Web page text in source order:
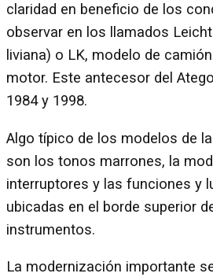
claridad en beneficio de los
observar en los llamados
liviana) o LK, modelo de
motor. Este antecesor del
1984 y 1998.
Algo típico de los modelos de
son los tonos marrones, la
interruptores y las funciones y
ubicadas en el borde superior
instrumentos.
La modernización importante